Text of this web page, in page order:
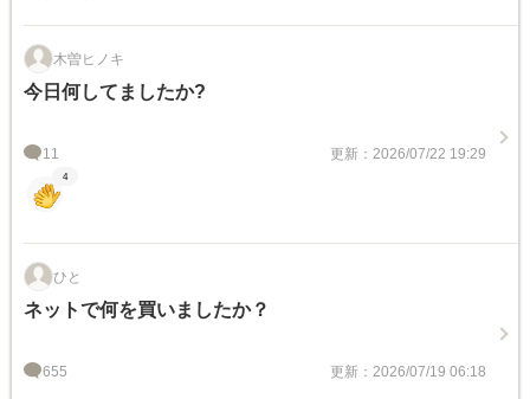
木曽ヒノキ
今日何してましたか?
11 更新：2026/07/22 19:29
4
ひと
ネットで何を買いましたか？
655 更新：2026/07/19 06:18